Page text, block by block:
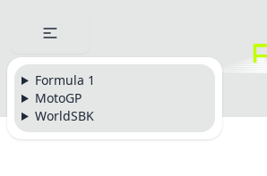
Formula 1
MotoGP
WorldSBK